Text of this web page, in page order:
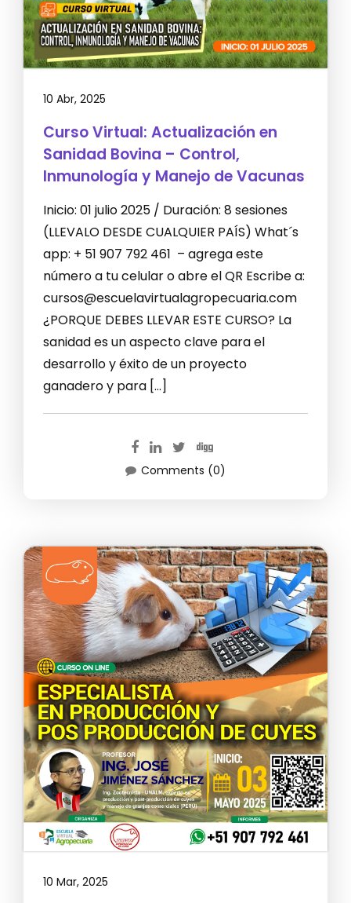
10 Abr, 2025
Curso Virtual: Actualización en
Sanidad Bovina – Control,
Inmunología y Manejo de Vacunas
Inicio: 01 julio 2025 / Duración: 8 sesiones
(LLEVALO DESDE CUALQUIER PAÍS) What´s
app: + 51 907 792 461 – agrega este
número a tu celular o abre el QR Escribe a:
cursos@escuelavirtualagropecuaria.com
¿PORQUE DEBES LLEVAR ESTE CURSO? La
sanidad es un aspecto clave para el
desarrollo y éxito de un proyecto
ganadero y para […]
Comments (0)
10 Mar, 2025